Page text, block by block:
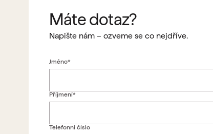
Máte dotaz?
Napište nám – ozveme se co nejdříve.
Jméno*
Příjmení*
Telefonní číslo